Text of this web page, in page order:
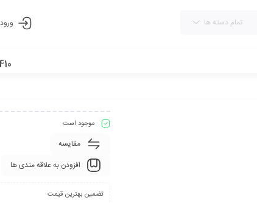
تمام دسته ها
موجود است
مقایسه
افزودن به علاقه مندی ها
تضمین بهترین قیمت